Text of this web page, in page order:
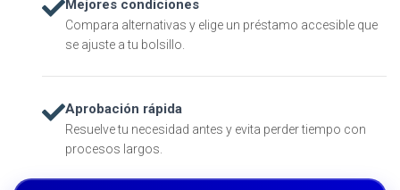
Mejores condiciones
Compara alternativas y elige un préstamo accesible que
se ajuste a tu bolsillo.
Aprobación rápida
Resuelve tu necesidad antes y evita perder tiempo con
procesos largos.